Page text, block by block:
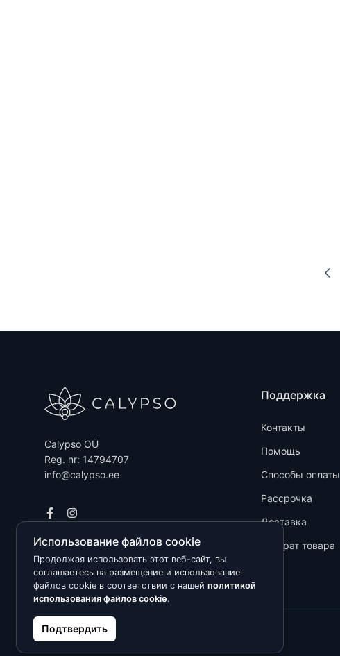
Calypso OÜ
Reg. nr: 14794707
info@calypso.ee
Поддержка
Контакты
Помощь
Способы оплаты
Рассрочка
Доставка
Возврат товара
Kõik õigused kaitstud © 2026 Calypso
Использование файлов cookie
Продолжая использовать этот веб-сайт, вы
соглашаетесь на размещение и использование
файлов cookie в соответствии с нашей политикой
использования файлов cookie.
Подтвердить